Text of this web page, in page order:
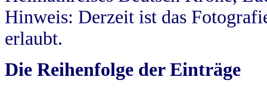
Hinweis: Derzeit ist das
erlaubt.
Die Reihenfolge der Einträge